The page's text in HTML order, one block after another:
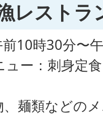
レスト
前10時30分〜
ー：刺身定
、麺類などの